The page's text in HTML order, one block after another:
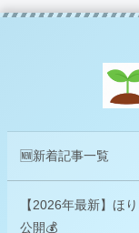
🆕新着記事一覧
【2026年最新】ほ
公開💰